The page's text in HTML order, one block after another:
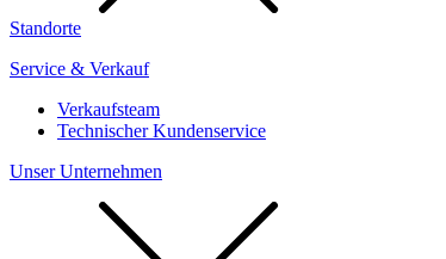
Standorte
Service & Verkauf
Verkaufsteam
Technischer Kundenservice
Unser Unternehmen